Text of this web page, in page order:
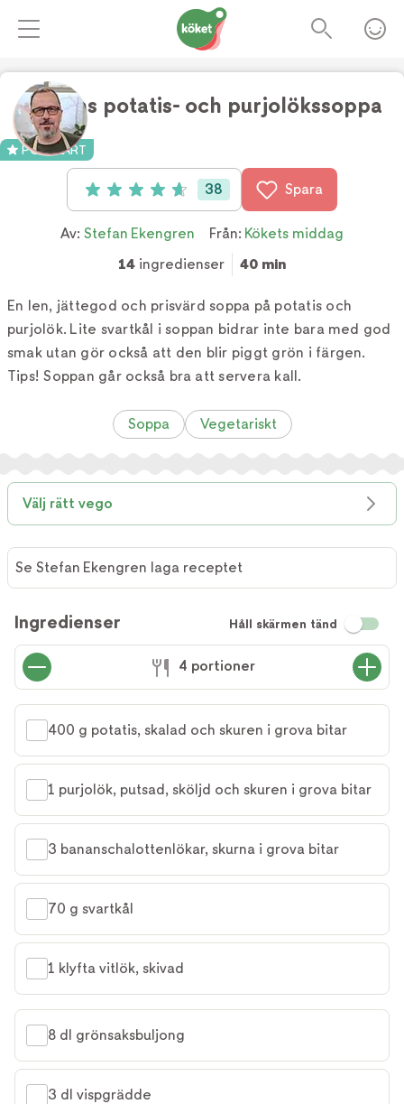
Stefans potatis- och purjolökssoppa
POPULÄRT
Betyg: 4.7 av 5 (38 röster)
38 Spara
Av: Stefan Ekengren Från: Kökets middag
14 ingredienser 40 min
En len, jättegod och prisvärd soppa på potatis och
purjolök. Lite svartkål i soppan bidrar inte bara med god
smak utan gör också att den blir piggt grön i färgen.
Tips! Soppan går också bra att servera kall.
Soppa Vegetariskt
Välj rätt vego
Stefan
Ekengren
laga
receptet
Se Stefan Ekengren laga receptet
Ingredienser Håll skärmen tänd
4 portioner
400 g potatis, skalad och skuren i grova bitar
1 purjolök, putsad, sköljd och skuren i grova bitar
3 bananschalottenlökar, skurna i grova bitar
70 g svartkål
1 klyfta vitlök, skivad
8 dl grönsaksbuljong
3 dl vispgrädde